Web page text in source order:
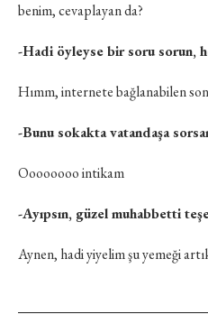
benim, cevaplayan da?
-Hadi öyleyse bir soru sorun,
Hımm, internete bağlanabilen
-Bunu sokakta vatandaşa
Oooooooo intikam
-Ayıpsın, güzel muhabbetti
Aynen, hadi yiyelim şu yemeği